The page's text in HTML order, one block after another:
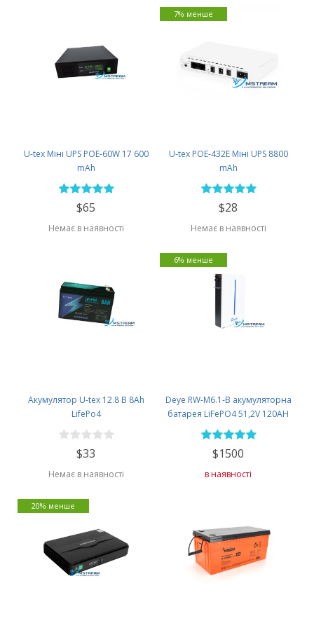
U-tex Міні UPS POE-60W 17 600
mAh
$65
Немає в наявності
U-tex POE-432E Міні UPS 8800
mAh
$28
Немає в наявності
7% менше
Акумулятор U-tex 12.8 В 8Ah
LifePo4
$33
Немає в наявності
Deye RW-M6.1-B акумуляторна
батарея LiFePO4 51,2V 120AH
$1500
в наявності
6% менше
20% менше